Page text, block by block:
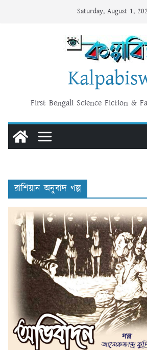
Saturday, August 1,
First Bengali Science Fiction &
রাশিয়ান অনুবাদ গল্প